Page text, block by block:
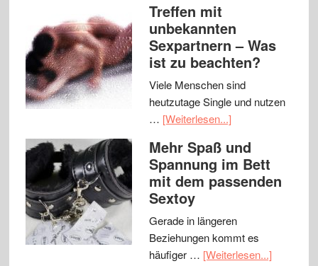
Treffen mit
unbekannten
Sexpartnern – Was
ist zu beachten?
Viele Menschen sind
heutzutage Single und nutzen
… [Weiterlesen...]
Mehr Spaß und
Spannung im Bett
mit dem passenden
Sextoy
Gerade in längeren
Beziehungen kommt es
häufiger … [Weiterlesen...]